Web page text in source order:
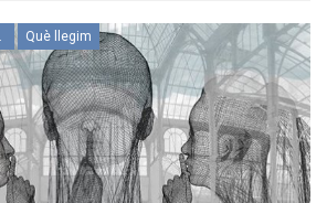
Què llegim